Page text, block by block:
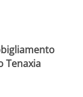
Tenaxia